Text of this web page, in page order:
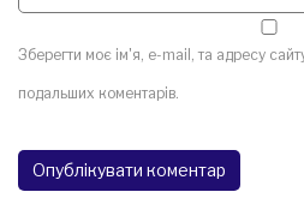
Зберегти моє ім'я, e-mail, та адресу
подальших коментарів.